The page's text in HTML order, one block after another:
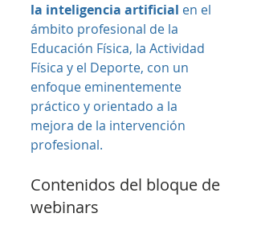
la inteligencia artificial en el
ámbito profesional de la
Educación Física, la Actividad
Física y el Deporte, con un
enfoque eminentemente
práctico y orientado a la
mejora de la intervención
profesional.
Contenidos del bloque de
webinars